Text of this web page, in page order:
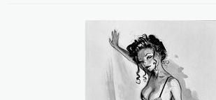
S'inscrire